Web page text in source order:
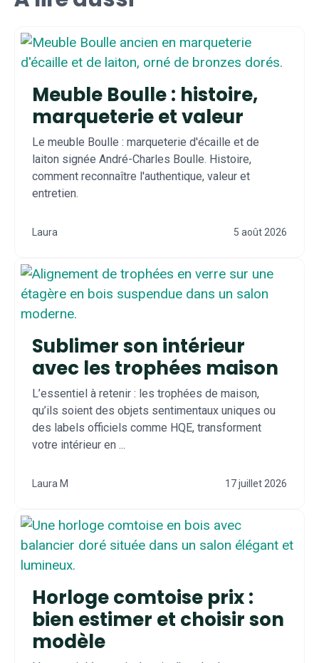
Meuble Boulle : histoire,
marqueterie et valeur
Le meuble Boulle : marqueterie d'écaille et de
laiton signée André-Charles Boulle. Histoire,
comment reconnaître l'authentique, valeur et
entretien.
Laura 5 août 2026
Sublimer son intérieur
avec les trophées maison
L’essentiel à retenir : les trophées de maison,
qu’ils soient des objets sentimentaux uniques ou
des labels officiels comme HQE, transforment
votre intérieur en ...
Laura M 17 juillet 2026
Horloge comtoise prix :
bien estimer et choisir son
modèle